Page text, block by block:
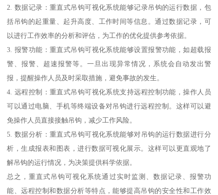
2. 数据记录：重直式吊钩可视化系统能够记录吊钩的运行数据，包
括吊钩的起重量、起升高度、工作时间等信息。通过数据记录，可
以进行工作效率的分析和评估，为工作的优化提供参考依据。
3. 报警功能：重直式吊钩可视化系统能够设置报警功能，如超载报
警、报警、超速报警等。一旦出现异常情况，系统会自动发出警
报，提醒操作人员及时采取措施，避免事故的发生。
4. 远程控制：重直式吊钩可视化系统支持远程控制功能，操作人员
可以通过电脑、手机等终端设备对吊钩进行远程控制。这样可以避
免操作人员直接接触吊钩，减少工作风险。
5. 数据分析：重直式吊钩可视化系统能够对吊钩的运行数据进行分
析，生成报表和图表，进行数据可视化展示。这样可以更直观地了
解吊钩的运行情况，为决策提供科学依据。
总之，重直式吊钩可视化系统通过实时监测、数据记录、报警功
能、远程控制和数据分析等特点，能够提高吊钩的安全性和工作效